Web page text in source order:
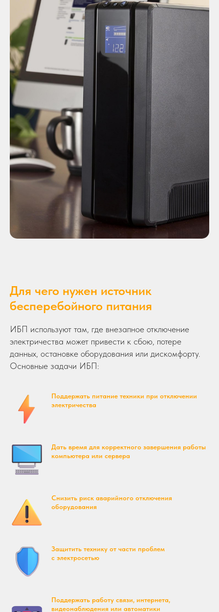
Для чего нужен источник
бесперебойного питания
ИБП используют там, где внезапное отключение
электричества может привести к сбою, потере
данных, остановке оборудования или дискомфорту.
Основные задачи ИБП:
Поддержать питание техники при отключении
электричества
Дать время для корректного завершения работы
компьютера или сервера
Снизить риск аварийного отключения
оборудования
Защитить технику от части проблем
с электросетью
Поддержать работу связи, интернета,
видеонаблюдения или автоматики